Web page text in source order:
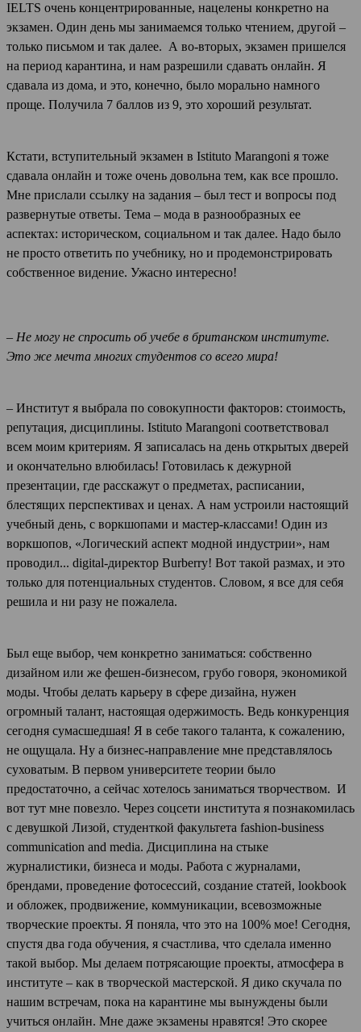
IELTS очень концентрированные, нацелены конкретно на
экзамен. Один день мы занимаемся только чтением, другой –
только письмом и так далее. А во-вторых, экзамен пришелся
на период карантина, и нам разрешили сдавать онлайн. Я
сдавала из дома, и это, конечно, было морально намного
проще. Получила 7 баллов из 9, это хороший результат.
Кстати, вступительный экзамен в Istituto Marangoni я тоже
сдавала онлайн и тоже очень довольна тем, как все прошло.
Мне прислали ссылку на задания – был тест и вопросы под
развернутые ответы. Тема – мода в разнообразных ее
аспектах: историческом, социальном и так далее. Надо было
не просто ответить по учебнику, но и продемонстрировать
собственное видение. Ужасно интересно!
– Не могу не спросить об учебе в британском институте.
Это же мечта многих студентов со всего мира!
– Институт я выбрала по совокупности факторов: стоимость,
репутация, дисциплины. Istituto Marangoni соответствовал
всем моим критериям. Я записалась на день открытых дверей
и окончательно влюбилась! Готовилась к дежурной
презентации, где расскажут о предметах, расписании,
блестящих перспективах и ценах. А нам устроили настоящий
учебный день, с воркшопами и мастер-классами! Один из
воркшопов, «Логический аспект модной индустрии», нам
проводил... digital-директор Burberry! Вот такой размах, и это
только для потенциальных студентов. Словом, я все для себя
решила и ни разу не пожалела.
Был еще выбор, чем конкретно заниматься: собственно
дизайном или же фешен-бизнесом, грубо говоря, экономикой
моды. Чтобы делать карьеру в сфере дизайна, нужен
огромный талант, настоящая одержимость. Ведь конкуренция
сегодня сумасшедшая! Я в себе такого таланта, к сожалению,
не ощущала. Ну а бизнес-направление мне представлялось
суховатым. В первом университете теории было
предостаточно, а сейчас хотелось заниматься творчеством. И
вот тут мне повезло. Через соцсети института я познакомилась
с девушкой Лизой, студенткой факультета fashion-business
communication and media. Дисциплина на стыке
журналистики, бизнеса и моды. Работа с журналами,
брендами, проведение фотосессий, создание статей, lookbook
и обложек, продвижение, коммуникации, всевозможные
творческие проекты. Я поняла, что это на 100% мое! Сегодня,
спустя два года обучения, я счастлива, что сделала именно
такой выбор. Мы делаем потрясающие проекты, атмосфера в
институте – как в творческой мастерской. Я дико скучала по
нашим встречам, пока на карантине мы вынуждены были
учиться онлайн. Мне даже экзамены нравятся! Это скорее